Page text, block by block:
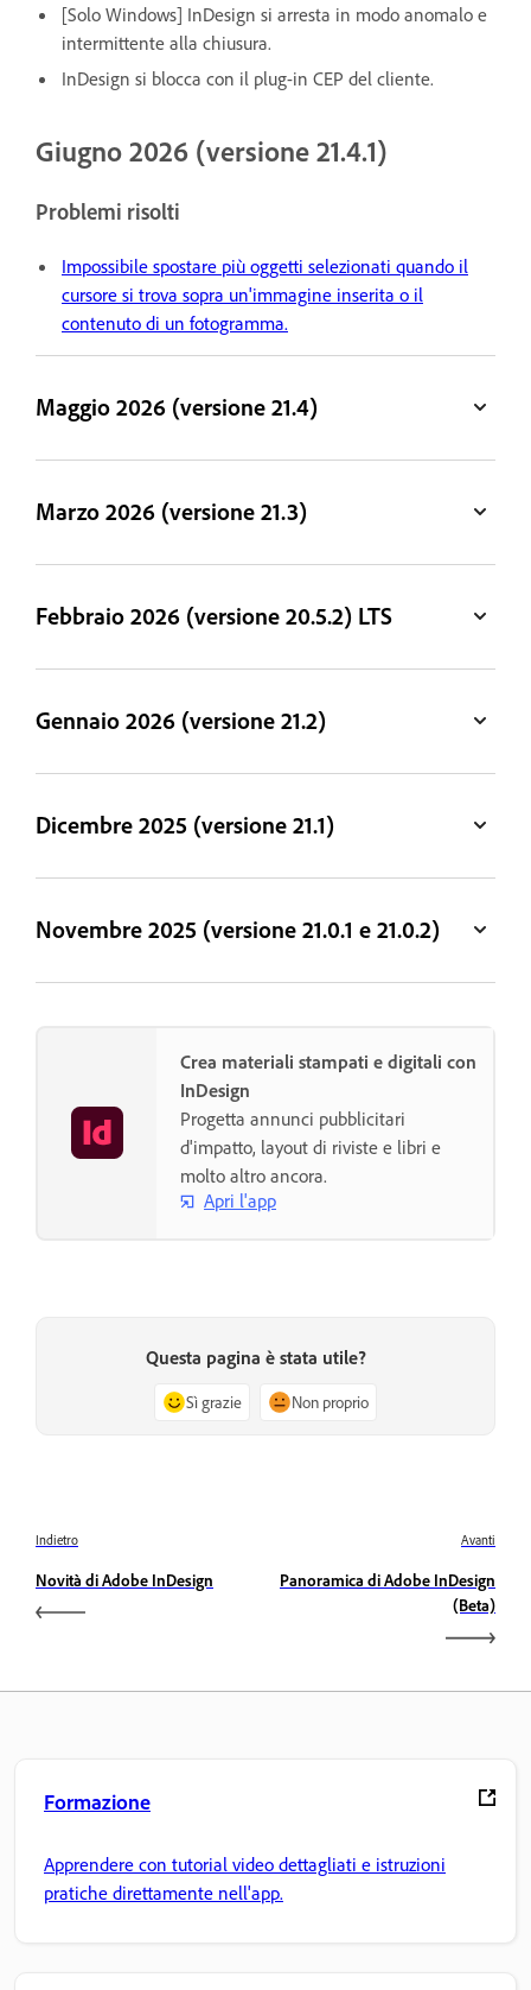
[Solo Windows] InDesign si arresta in modo anomalo e
intermittente alla chiusura.
InDesign si blocca con il plug-in CEP del cliente.
Giugno 2026 (versione 21.4.1)
Problemi risolti
Impossibile spostare più oggetti selezionati quando il
cursore si trova sopra un'immagine inserita o il
contenuto di un fotogramma.
Maggio 2026 (versione 21.4)
Marzo 2026 (versione 21.3)
Febbraio 2026 (versione 20.5.2) LTS
Gennaio 2026 (versione 21.2)
Dicembre 2025 (versione 21.1)
Novembre 2025 (versione 21.0.1 e 21.0.2)
Crea materiali stampati e digitali con
InDesign
Progetta annunci pubblicitari
d'impatto, layout di riviste e libri e
molto altro ancora.
Apri l'app
Questa pagina è stata utile?
Sì grazie Non proprio
Indietro
Novità di Adobe InDesign
Avanti
Panoramica di Adobe InDesign
(Beta)
Formazione
Apprendere con tutorial video dettagliati e istruzioni
pratiche direttamente nell'app.